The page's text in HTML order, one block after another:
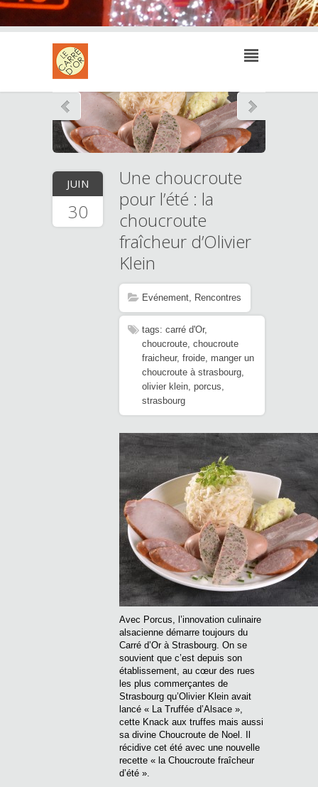
JUIN
30
Une choucroute
pour l’été : la
choucroute
fraîcheur d’Olivier
Klein
Evénement, Rencontres
tags: carré d'Or,
choucroute, choucroute
fraicheur, froide, manger un
choucroute à strasbourg,
olivier klein, porcus,
strasbourg
Avec Porcus, l’innovation culinaire
alsacienne démarre toujours du
Carré d’Or à Strasbourg. On se
souvient que c’est depuis son
établissement, au cœur des rues
les plus commerçantes de
Strasbourg qu’Olivier Klein avait
lancé « La Truffée d’Alsace »,
cette Knack aux truffes mais aussi
sa divine Choucroute de Noel. Il
récidive cet été avec une nouvelle
recette « la Choucroute fraîcheur
d’été ».